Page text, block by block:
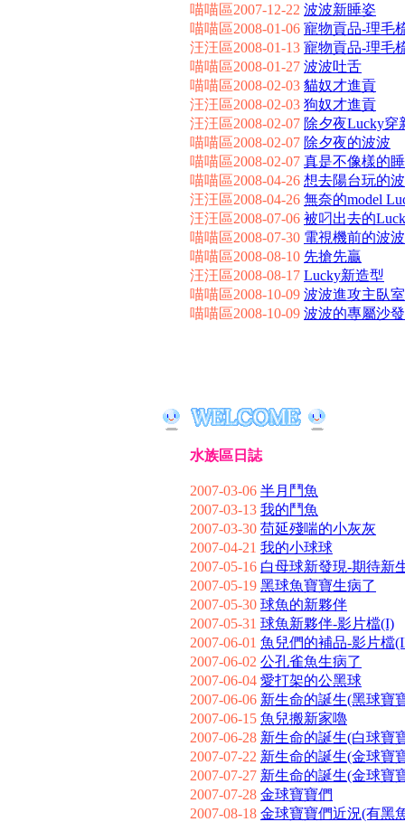
喵喵區2007-12-22 波波新睡姿
喵喵區2008-01-06 寵物貢品-理毛
汪汪區2008-01-13 寵物貢品-理毛
喵喵區2008-01-27 波波吐舌
喵喵區2008-02-03 貓奴才進貢
汪汪區2008-02-03 狗奴才進貢
汪汪區2008-02-07 除夕夜Lucky穿
喵喵區2008-02-07 除夕夜的波波
喵喵區2008-02-07 真是不像樣的
喵喵區2008-04-26 想去陽台玩的
汪汪區2008-04-26 無奈的model
汪汪區2008-07-06 被叼出去的
喵喵區2008-07-30 電視機前的波波
喵喵區2008-08-10 先搶先贏
汪汪區2008-08-17 Lucky新造型
喵喵區2008-10-09 波波進攻主臥室
喵喵區2008-10-09 波波的專屬沙發
水族區日誌
2007-03-06 半月鬥魚
2007-03-13 我的鬥魚
2007-03-30 苟延殘喘的小灰灰
2007-04-21 我的小球球
2007-05-16 白母球新發現-期待新
2007-05-19 黑球魚寶寶生病了
2007-05-30 球魚的新夥伴
2007-05-31 球魚新夥伴-影片檔(I)
2007-06-01 魚兒們的補品-影片檔
2007-06-02 公孔雀魚生病了
2007-06-04 愛打架的公黑球
2007-06-06 新生命的誕生(黑球寶
2007-06-15 魚兒搬新家嚕
2007-06-28 新生命的誕生(白球寶
2007-07-22 新生命的誕生(金球寶
2007-07-27 新生命的誕生(金球寶
2007-07-28 金球寶寶們
2007-08-18 金球寶寶們近況(有黑